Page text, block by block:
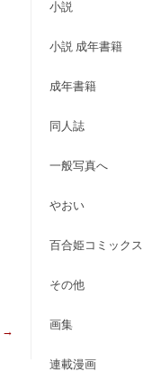
→
小説
小説 成年書籍
成年書籍
同人誌
一般写真へ
やおい
百合姫コミックス
その他
画集
連載漫画